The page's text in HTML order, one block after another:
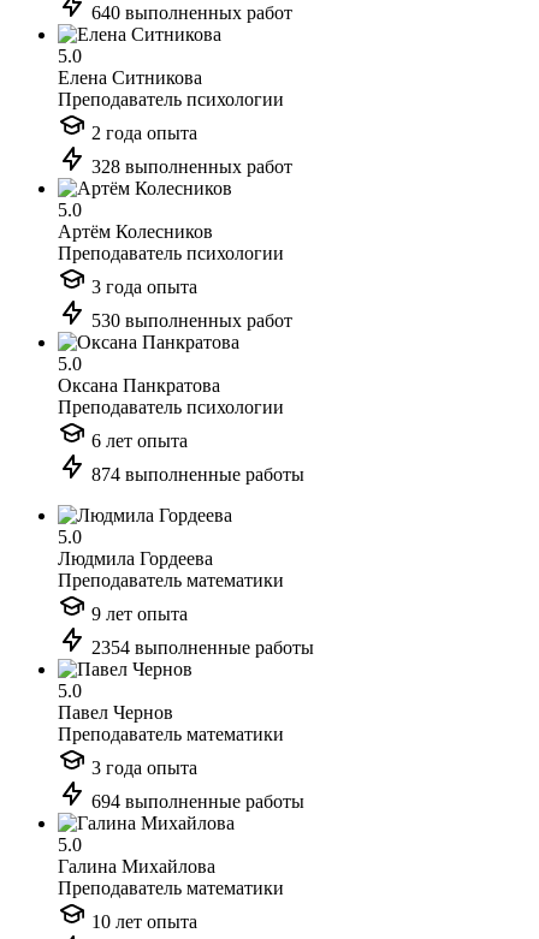
640 выполненных работ
5.0
Елена Ситникова
Преподаватель психологии
2 года опыта
328 выполненных работ
5.0
Артём Колесников
Преподаватель психологии
3 года опыта
530 выполненных работ
5.0
Оксана Панкратова
Преподаватель психологии
6 лет опыта
874 выполненные работы
5.0
Людмила Гордеева
Преподаватель математики
9 лет опыта
2354 выполненные работы
5.0
Павел Чернов
Преподаватель математики
3 года опыта
694 выполненные работы
5.0
Галина Михайлова
Преподаватель математики
10 лет опыта